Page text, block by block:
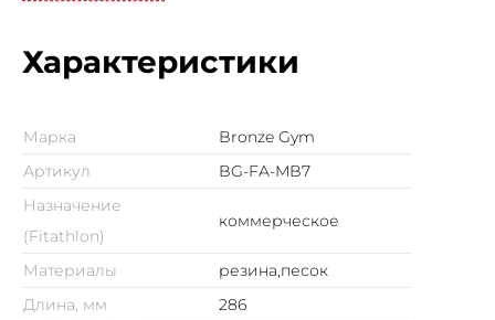
живота, ног и ягодиц, создавать подтянутую фигуру и
качественное тело.
Характеристики
Марка
Bronze Gym
Артикул
BG-FA-MB7
Назначение
(Fitathlon)
коммерческое
Материалы
резина,песок
Длина, мм
286